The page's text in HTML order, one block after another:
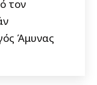
τον
Άμυνας